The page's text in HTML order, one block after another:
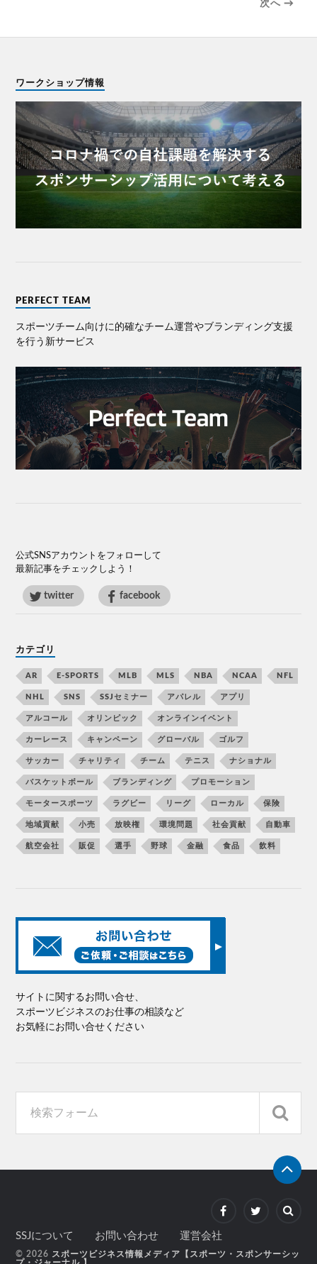
次へ →
ワークショップ情報
PERFECT TEAM
スポーツチーム向けに的確なチーム運営やブランディング⽀援
を⾏う新サービス
公式SNSアカウントをフォローして
最新記事をチェックしよう！
twitter facebook
カテゴリ
AR E-SPORTS MLB MLS NBA NCAA NFL
NHL SNS SSJセミナー アパレル アプリ
アルコール オリンピック オンラインイベント
カーレース キャンペーン グローバル ゴルフ
サッカー チャリティ チーム テニス ナショナル
バスケットボール ブランディング プロモーション
モータースポーツ ラグビー リーグ ローカル 保険
地域貢献 小売 放映権 環境問題 社会貢献 自動車
航空会社 販促 選手 野球 金融 食品 飲料
サイトに関するお問い合せ、
スポーツビジネスのお仕事の相談など
お気軽にお問い合せください
SSJについて お問い合わせ 運営会社
© 2026 スポーツビジネス情報メディア【スポーツ・スポンサーシッ